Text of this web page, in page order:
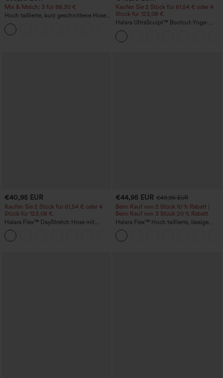
Mix & Match: 3 für 88,30 €
Hoch taillierte, kurz geschnittene Hose
mit Reißverschlusstasche in Leinenoptik
Kaufen Sie 2 Stück für 61,54 € oder 4
Stück für 123,08 €.
Halara UltraSculpt™ Bootcut-Yoga-
Leggings mit hohem Bund, gerafftem
Po zur Hebung, bauchformend und mit
Taschen
€40,95 EUR
Kaufen Sie 2 Stück für 61,54 € oder 4
Stück für 123,08 €.
Halara Flex™ DayStretch Hose mit
mittlerer Bundhöhe, seitlicher
Reißverschlusstasche und
Work‑Flare‑Schnitt
€44,95 EUR €49,95 EUR
Beim Kauf von 2 Stück 10 % Rabatt |
Beim Kauf von 3 Stück 20 % Rabatt
Halara Flex™ Hoch taillierte, lässige
Jeans mit Taschen, umgekrempeltem
Saum, weitem Bein und verwaschenem
Finish